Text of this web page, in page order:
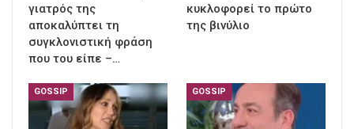
γιατρός της
αποκαλύπτει τη
συγκλονιστική φράση
που του είπε –…
κυκλοφορεί το πρώτο
της βινύλιο
GOSSIP GOSSIP